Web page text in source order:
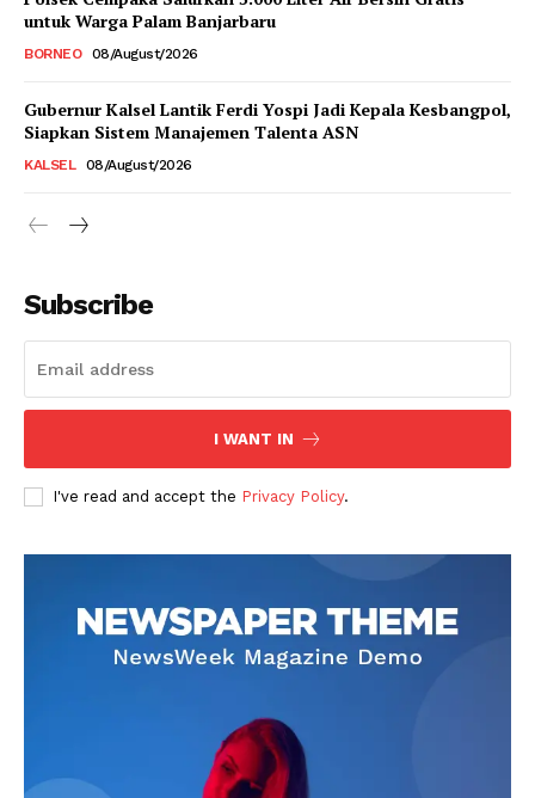
untuk Warga Palam Banjarbaru
BORNEO 08/August/2026
Gubernur Kalsel Lantik Ferdi Yospi Jadi Kepala Kesbangpol,
Siapkan Sistem Manajemen Talenta ASN
KALSEL 08/August/2026
Subscribe
I WANT IN
I've read and accept the Privacy Policy.